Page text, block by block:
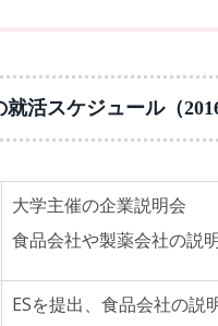
活スケジュール（
大学主催の企業説明会
食品会社や製薬会社の説
ESを提出、食品会社の説